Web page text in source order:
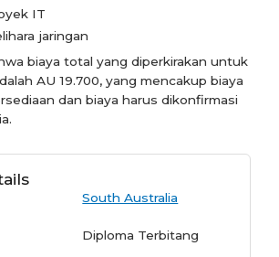
IT
jaringan
biaya total yang diperkirakan untuk
AU 19.700, yang mencakup biaya
dan biaya harus dikonfirmasi
South Australia
Diploma Terbitang